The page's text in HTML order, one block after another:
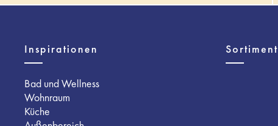
Inspirationen
Bad und Wellness
Wohnraum
Küche
Sortiment